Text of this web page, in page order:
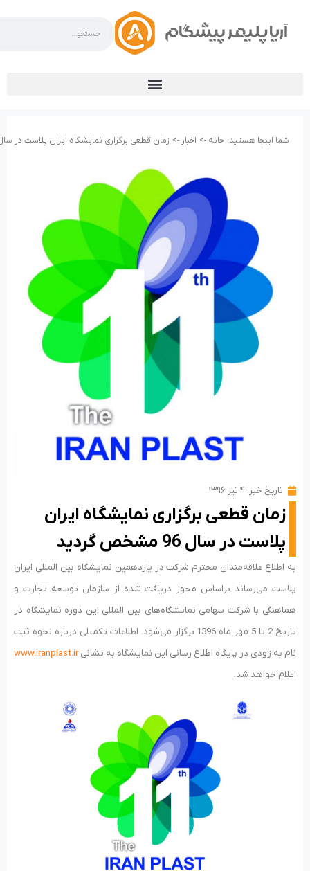
شما اینجا هستید: خانه -> اخبار -> زمان قطعی برگزاری نمایشگاه ایران پلاست در سال 96 مشخص
تاریخ خبر: ۴ تیر ۱۳۹۶
زمان قطعی برگزاری نمایشگاه ایران
پلاست در سال 96 مشخص گردید
به اطلاع علاقه‌مندان محترم شرکت در یازدهمین نمایشگاه بین المللی ایران
پلاست می‌رساند براساس مجوز دریافت شده از سازمان توسعه تجارت و
هماهنگی با شرکت سهامی نمایشگاه‌های بین المللی این دوره نمایشگاه در
تاریخ 2 تا 5 مهر ماه 1396 برگزار می‌شود. اطلاعات تکمیلی درباره نحوه ثبت
نام به زودی در پایگاه اطلاع رسانی این نمایشگاه به نشانیwww.iranplast.ir
اعلام خواهد شد.